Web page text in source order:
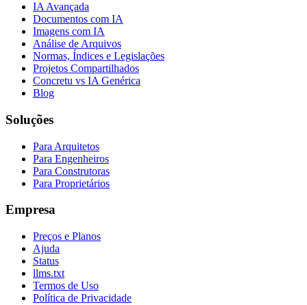
IA Avançada
Documentos com IA
Imagens com IA
Análise de Arquivos
Normas, Índices e Legislações
Projetos Compartilhados
Concretu vs IA Genérica
Blog
Soluções
Para Arquitetos
Para Engenheiros
Para Construtoras
Para Proprietários
Empresa
Preços e Planos
Ajuda
Status
llms.txt
Termos de Uso
Política de Privacidade